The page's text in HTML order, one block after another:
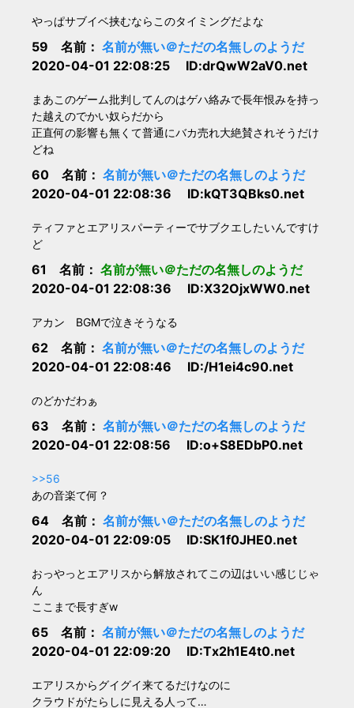
やっぱサブイベ挟むならこのタイミングだよな
59 名前： 名前が無い＠ただの名無しのようだ
2020-04-01 22:08:25 ID:drQwW2aV0.net
まあこのゲーム批判してんのはゲハ絡みで長年恨みを持っ
た越えのでかい奴らだから
正直何の影響も無くて普通にバカ売れ大絶賛されそうだけ
どね
60 名前： 名前が無い＠ただの名無しのようだ
2020-04-01 22:08:36 ID:kQT3QBks0.net
ティファとエアリスパーティーでサブクエしたいんですけ
ど
61 名前： 名前が無い＠ただの名無しのようだ
2020-04-01 22:08:36 ID:X32OjxWW0.net
アカン BGMで泣きそうなる
62 名前： 名前が無い＠ただの名無しのようだ
2020-04-01 22:08:46 ID:/H1ei4c90.net
のどかだわぁ
63 名前： 名前が無い＠ただの名無しのようだ
2020-04-01 22:08:56 ID:o+S8EDbP0.net
>>56
あの音楽て何？
64 名前： 名前が無い＠ただの名無しのようだ
2020-04-01 22:09:05 ID:SK1f0JHE0.net
おっやっとエアリスから解放されてこの辺はいい感じじゃ
ん
ここまで長すぎw
65 名前： 名前が無い＠ただの名無しのようだ
2020-04-01 22:09:20 ID:Tx2h1E4t0.net
エアリスからグイグイ来てるだけなのに
クラウドがたらしに見える人って…